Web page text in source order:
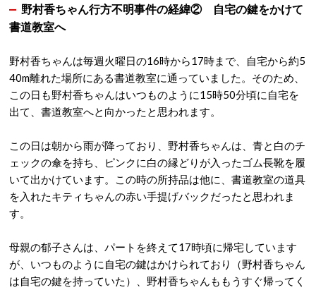
野村香ちゃん行方不明事件の経緯② 自宅の鍵をかけて
書道教室へ
野村香ちゃんは毎週火曜日の16時から17時まで、自宅から約5
40m離れた場所にある書道教室に通っていました。そのため、
この日も野村香ちゃんはいつものように15時50分頃に自宅を
出て、書道教室へと向かったと思われます。
この日は朝から雨が降っており、野村香ちゃんは、青と白のチ
ェックの傘を持ち、ピンクに白の縁どりが入ったゴム長靴を履
いて出かけています。この時の所持品は他に、書道教室の道具
を入れたキティちゃんの赤い手提げバックだったと思われま
す。
母親の郁子さんは、パートを終えて17時頃に帰宅しています
が、いつものように自宅の鍵はかけられており（野村香ちゃん
は自宅の鍵を持っていた）、野村香ちゃんももうすぐ帰ってく